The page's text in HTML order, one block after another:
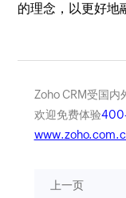
的理念，以更好地
Zoho CRM受国内
欢迎免费体验
上一页